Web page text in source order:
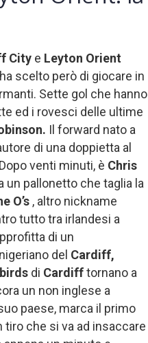
City e Leyton Orient
scelto però di giocare in
Sette gol che hanno
ed i rovesci delle ultime
Il forward nato a
di una doppietta al
venti minuti, è Chris
un pallonetto che taglia la
O’s , altro nickname
tutto tra irlandesi a
di un
del Cardiff,
di Cardifftornano a
un non inglese a
paese, marca il primo
tiro che si va ad insaccare